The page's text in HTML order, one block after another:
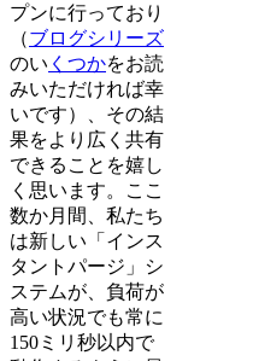
プンに行っており
（ブログシリーズ
のい くつかをお読
みいただければ幸
いです）、その結
果をより広く共有
できることを嬉し
く思います。ここ
数か月間、私たち
は新しい「インス
タントパージ」シ
ステムが、負荷が
高い状況でも常に
150ミリ秒以内で